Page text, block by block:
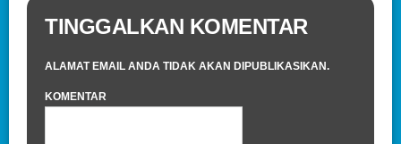
TINGGALKAN KOMENTAR
ALAMAT EMAIL ANDA TIDAK AKAN DIPUBLIKASIKAN.
KOMENTAR